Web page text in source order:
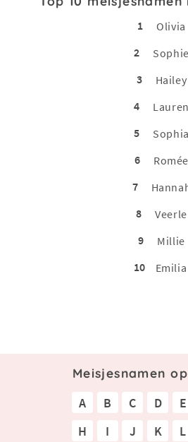
1
Olivia
2
Sophie
3
Hailey
4
Lauren
5
Sophia
6
Romée
7
8
Veerle
9
Millie
10
Emilia
Meisjesnamen
A B C D E
H
I J K L